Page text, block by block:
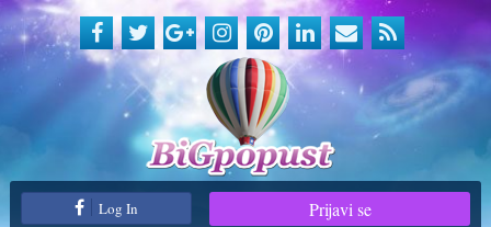
Log In
Prijavi se